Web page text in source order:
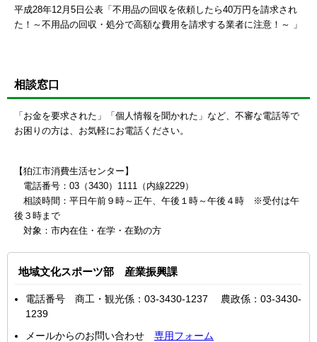
平成28年12月5日公表「不用品の回収を依頼したら40万円を請求され
た！～不用品の回収・処分で高額な費用を請求する業者に注意！～ 」
相談窓口
「お金を要求された」「個人情報を聞かれた」など、不審な電話等で
お困りの方は、お気軽にお電話ください。
【狛江市消費生活センター】
電話番号：03（3430）1111（内線2229）
相談時間：平日午前９時～正午、午後１時～午後４時 ※受付は午
後３時まで
対象：市内在住・在学・在勤の方
地域文化スポーツ部 産業振興課
電話番号 商工・観光係：03-3430-1237 農政係：03-3430-
1239
メールからのお問い合わせ 専用フォーム